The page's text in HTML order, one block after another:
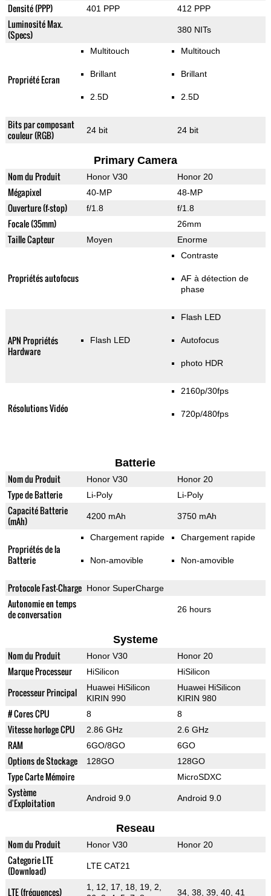
Densité (PPP) 401 PPP 412 PPP
Luminosité Max.
(Specs)
380 NITs
Propriété Ecran
Multitouch
Brillant
2.5D
Multitouch
Brillant
2.5D
Bits par composant
couleur (RGB)
24 bit 24 bit
Primary Camera
Nom du Produit Honor V30 Honor 20
Mégapixel 40-MP 48-MP
Ouverture (f-stop) f/1.8 f/1.8
Focale (35mm) 26mm
Taille Capteur Moyen Enorme
Propriétés autofocus
Contraste
AF à détection de
phase
APN Propriétés
Hardware
Flash LED
Flash LED
Autofocus
photo HDR
Résolutions Vidéo
2160p/30fps
720p/480fps
Batterie
Nom du Produit Honor V30 Honor 20
Type de Batterie Li-Poly Li-Poly
Capacité Batterie
(mAh)
4200 mAh 3750 mAh
Propriétés de la
Batterie
Chargement rapide
Non-amovible
Chargement rapide
Non-amovible
Protocole Fast-Charge Honor SuperCharge
Autonomie en temps
de conversation
26 hours
Systeme
Nom du Produit Honor V30 Honor 20
Marque Processeur HiSilicon HiSilicon
Processeur Principal
Huawei HiSilicon
KIRIN 990
Huawei HiSilicon
KIRIN 980
# Cores CPU 8 8
Vitesse horloge CPU 2.86 GHz 2.6 GHz
RAM 6GO/8GO 6GO
Options de Stockage 128GO 128GO
Type Carte Mémoire MicroSDXC
Système
d'Exploitation
Android 9.0 Android 9.0
Reseau
Nom du Produit Honor V30 Honor 20
Categorie LTE
(Download)
LTE CAT21
LTE (fréquences)
1, 12, 17, 18, 19, 2,
34, 38, 39, 40, 41